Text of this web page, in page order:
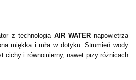
z technologią AIR WATER napowietrza
miękka i miła w dotyku. Strumień wody
cichy i równomierny, nawet przy różnicach